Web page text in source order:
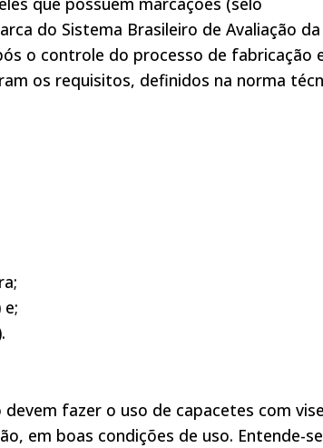
do Sistema Brasileiro de Avaliação da
o controle do processo de fabricação
os requisitos, definidos na norma
fazer o uso de capacetes com
em boas condições de uso. Entende-se